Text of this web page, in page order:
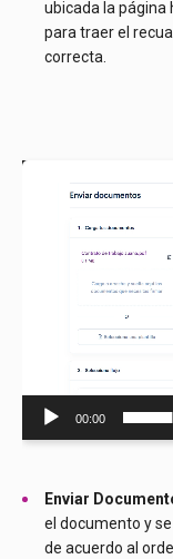
ubicada la página
para traer el
correcta.
00:00
Enviar
el documento y
de acuerdo al